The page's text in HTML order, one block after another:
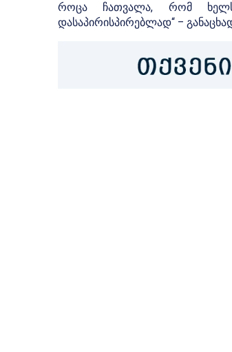
როცა ჩათვალა, რომ
დასაპირისპირებლად“ –